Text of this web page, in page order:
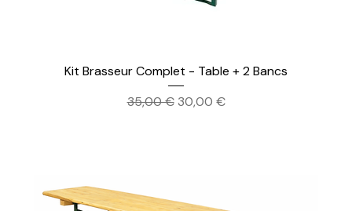
Kit Brasseur Complet - Table + 2 Bancs
Prix original
35,00 € Prix promotionnel
30,00 €